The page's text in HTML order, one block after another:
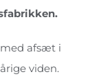
afsæt i
viden.